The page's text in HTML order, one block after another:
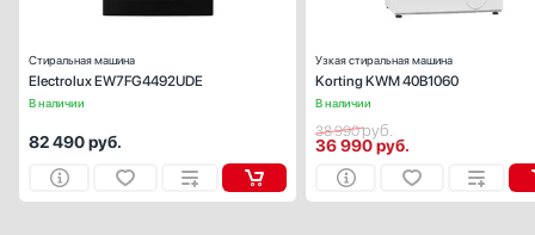
В наличии
Стиральная машина
Electrolux EW7FG4492UDE
82 490руб.
В наличии
Узкая стиральная машина
Korting KWM 40B1060
38 990руб.
36 990руб.